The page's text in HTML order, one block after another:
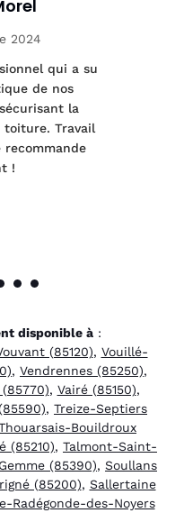
2024
qui a su
de nos
la
Travail
recommande
!
disponible à:
(85120), Vouillé-
, Vendrennes (85250),
, Vairé (85150),
, Treize-Septiers
Bouildroux
(85210), Talmont-Saint-
(85390), Soullans
(85200), Sallertaine
Radégonde-des-Noyers